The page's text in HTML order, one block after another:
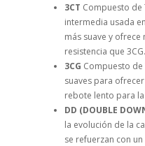
3CT Compuesto de
intermedia usada
más suave y
resistencia que 3CG.
3CG Compuesto de
suaves para
rebote lento para
DD (DOUBLE
la evolución de la
se refuerzan con